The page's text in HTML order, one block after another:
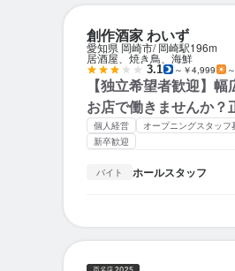
創作酒家 わいず
愛知県 岡崎市 岡崎駅196m
居酒屋、焼き鳥、海鮮
3.1 ～￥4,999
【独立希望者歓迎】
お店で働きませんか
個人経営 オープニングスタッフ
新卒歓迎
バイト ホールスタッフ